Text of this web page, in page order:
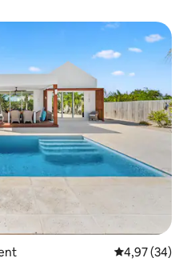
4,97 av 5 i
4,97 (34)